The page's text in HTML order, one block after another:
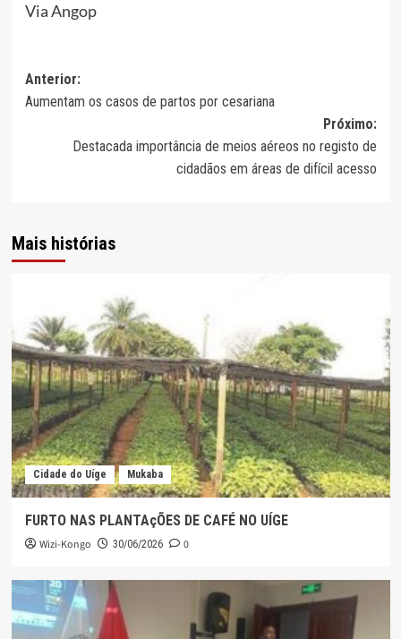
Via Angop
Navegação
de
artigos
Anterior:
Aumentam os casos de partos por cesariana
Próximo:
Destacada importância de meios aéreos no registo de
cidadãos em áreas de difícil acesso
Mais histórias
Cidade do Uíge Mukaba
FURTO NAS PLANTAçÕES DE CAFÉ NO UÍGE
Wizi-Kongo 30/06/2026 0